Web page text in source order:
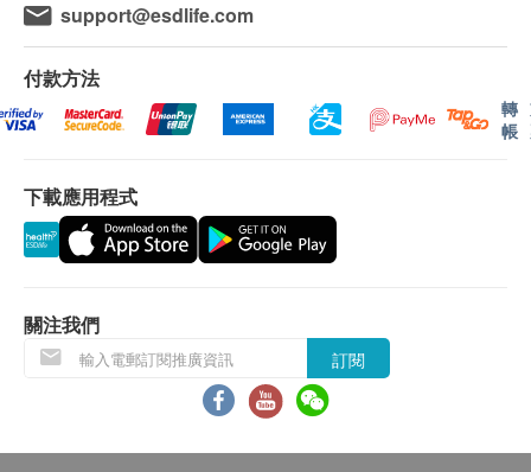
送貨地區:
香港島、九龍、新界及離島：大嶼山地區（東涌／愉
景灣／赤臘角／香港迪士尼／馬灣)
澳門、香港島商業區、九龍商業區、新界商業區及離
以上地區訂單由順豐（香港）派送
送貨服務不包括郵政信箱地址、邊境禁區、汽車不能
直達或沒有升降機設備之收貨地點。
收貨需知:
簽收時需核對身份。
收到商品時請當場驗貨，檢查外包裝是否完整無損、
商品種類及數量與訂單相符、確認購物收據內金額資
料。
support@esdlife.com
付款方法
轉
帳
下載應用程式
關注我們
訂閱